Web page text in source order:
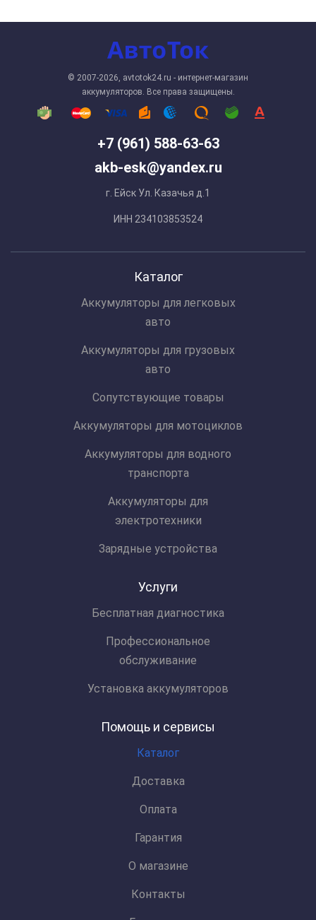
+7 (961) 588-63-63
akb-esk@yandex.ru
г. Ейск Ул. Казачья д.1
ИНН 234103853524
© 2007-2026, avtotok24.ru - интернет-магазин
аккумуляторов. Все права защищены.
Каталог
Аккумуляторы для легковых
авто
Аккумуляторы для грузовых
авто
Сопутствующие товары
Аккумуляторы для мотоциклов
Аккумуляторы для водного
транспорта
Аккумуляторы для
электротехники
Зарядные устройства
Услуги
Бесплатная диагностика
Профессиональное
обслуживание
Установка аккумуляторов
Помощь и сервисы
Каталог
Доставка
Оплата
Гарантия
О магазине
Контакты